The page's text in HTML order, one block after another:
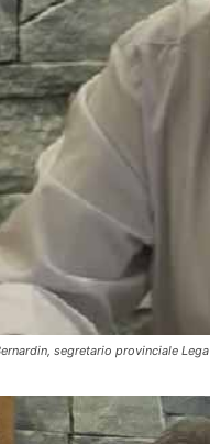
segretario provinciale Lega